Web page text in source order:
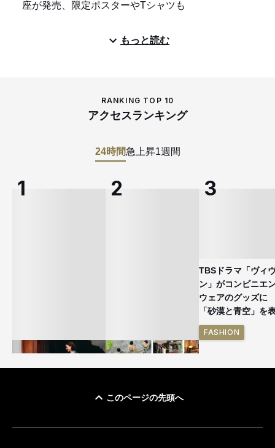
座が発売、限定ポスターやTシャツも
もっと読む
RANKING TOP 10
アクセスランキング
24時間急上昇1週間
TBSドラマ「ヴィ
ン」がコンビニエ
ウェアのグッズ
「砂漠と青空」を
FASHION
このページの先頭へ